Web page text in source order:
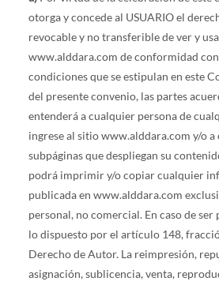
otorga y concede al USUARIO el
revocable y no transferible de ver y
www.alddara.com de conformidad
condiciones que se estipulan en este
del presente convenio, las partes
entenderá a cualquier persona de
ingrese al sitio www.alddara.com y/o a
subpáginas que despliegan su
podrá imprimir y/o copiar cualquier
publicada en www.alddara.com
personal, no comercial. En caso de ser
lo dispuesto por el artículo 148,
Derecho de Autor. La reimpresión,
asignación, sublicencia, venta,